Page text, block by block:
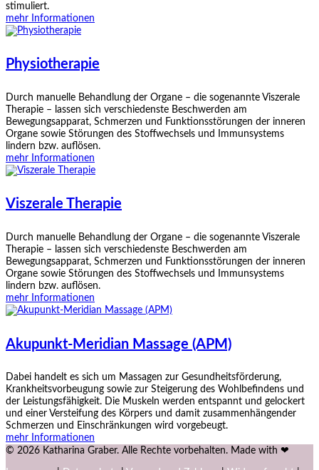
stimuliert.
mehr Informationen
Physiotherapie
Durch manuelle Behandlung der Organe – die sogenannte Viszerale
Therapie – lassen sich verschiedenste Beschwerden am
Bewegungsapparat, Schmerzen und Funktionsstörungen der inneren
Organe sowie Störungen des Stoffwechsels und Immunsystems
lindern bzw. auflösen.
mehr Informationen
Viszerale Therapie
Durch manuelle Behandlung der Organe – die sogenannte Viszerale
Therapie – lassen sich verschiedenste Beschwerden am
Bewegungsapparat, Schmerzen und Funktionsstörungen der inneren
Organe sowie Störungen des Stoffwechsels und Immunsystems
lindern bzw. auflösen.
mehr Informationen
Akupunkt-Meridian Massage (APM)
Dabei handelt es sich um Massagen zur Gesundheitsförderung,
Krankheitsvorbeugung sowie zur Steigerung des Wohlbefindens und
der Leistungsfähigkeit. Die Muskeln werden entspannt und gelockert
und einer Versteifung des Körpers und damit zusammenhängender
Schmerzen und Einschränkungen wird vorgebeugt.
mehr Informationen
© 2026 Katharina Graber. Alle Rechte vorbehalten. Made with ❤